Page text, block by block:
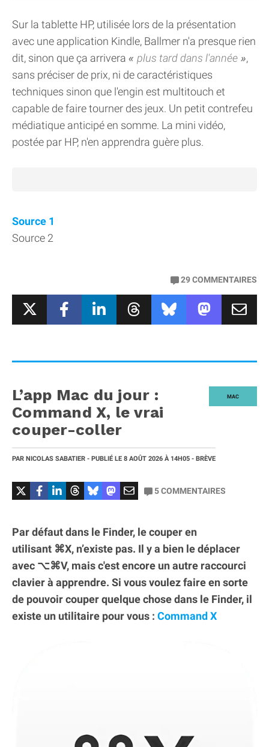
Sur la tablette HP, utilisée lors de la présentation
avec une application Kindle, Ballmer n'a presque rien
dit, sinon que ça arrivera
plus tard dans l'année
,
sans préciser de prix, ni de caractéristiques
techniques sinon que l'engin est multitouch et
capable de faire tourner des jeux. Un petit contrefeu
médiatique anticipé en somme. La mini vidéo,
postée par HP, n'en apprendra guère plus.
Source 1
Source 2
29COMMENTAIRES
MAC
L’app Mac du jour :
Command X, le vrai
couper-coller
PAR NICOLAS SABATIER - PUBLIÉ LE 8 AOÛT 2026 À 14H05 - BRÈVE
5COMMENTAIRES
Par défaut dans le Finder, le couper en
utilisant ⌘X, n’existe pas. Il y a bien le déplacer
avec ⌥⌘V, mais c'est encore un autre raccourci
clavier à apprendre. Si vous voulez faire en sorte
de pouvoir couper quelque chose dans le Finder, il
existe un utilitaire pour vous : Command X